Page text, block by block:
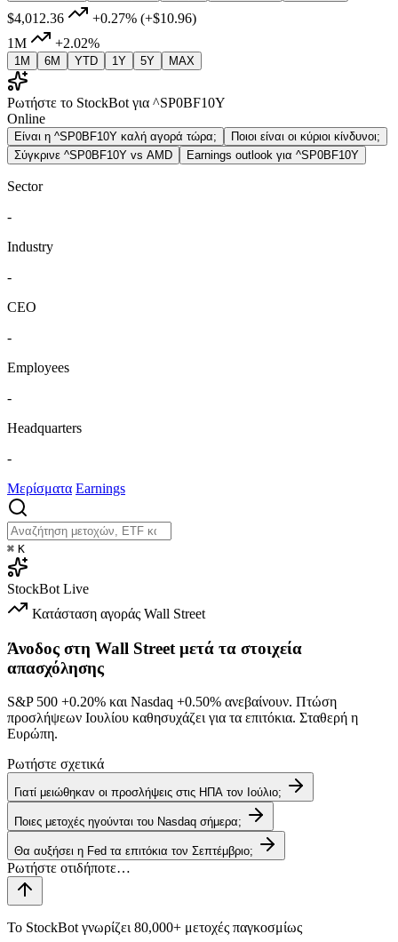
$4,012.36 +0.27% (+$10.96)
1M
+2.02%
1M 6M YTD 1Y 5Y MAX
Ρωτήστε το StockBot για ^SP0BF10Y
Online
Είναι η ^SP0BF10Y καλή αγορά τώρα;
Ποιοι είναι οι κύριοι κίνδυνοι;
Σύγκρινε ^SP0BF10Y vs AMD
Earnings outlook για ^SP0BF10Y
Sector
-
Industry
-
CEO
-
Employees
-
Headquarters
-
Μερίσματα Earnings
⌘ K
StockBot Live
Κατάσταση αγοράς Wall Street
Άνοδος στη Wall Street μετά τα στοιχεία
απασχόλησης
S&P 500 +0.20% και Nasdaq +0.50% ανεβαίνουν. Πτώση
προσλήψεων Ιουλίου καθησυχάζει για τα επιτόκια. Σταθερή η
Ευρώπη.
Ρωτήστε σχετικά
Γιατί μειώθηκαν οι προσλήψεις στις ΗΠΑ τον Ιούλιο;
Ποιες μετοχές ηγούνται του Nasdaq σήμερα;
Θα αυξήσει η Fed τα επιτόκια τον Σεπτέμβριο;
Το StockBot γνωρίζει 80,000+ μετοχές παγκοσμίως